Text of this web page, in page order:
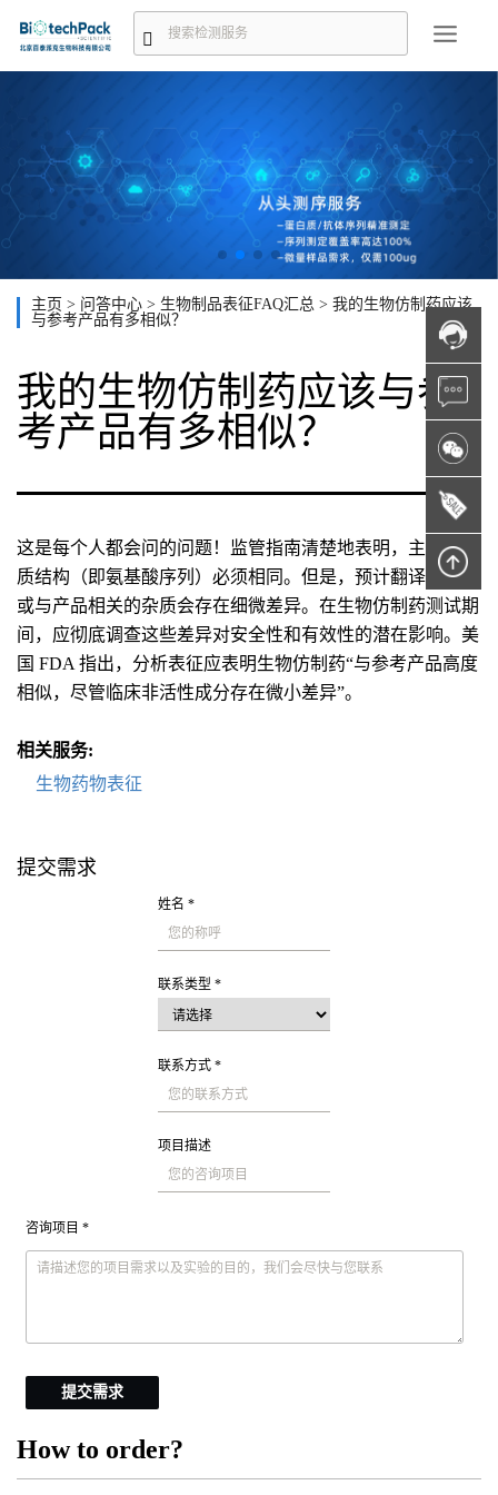
主页 > 问答中心 > 生物制品表征FAQ汇总 > 我的生物仿制药应该
与参考产品有多相似？
我的生物仿制药应该与参
考产品有多相似？
这是每个人都会问的问题！监管指南清楚地表明，主要蛋白
质结构（即氨基酸序列）必须相同。但是，预计翻译后形式
或与产品相关的杂质会存在细微差异。在生物仿制药测试期
间，应彻底调查这些差异对安全性和有效性的潜在影响。美
国 FDA 指出，分析表征应表明生物仿制药“与参考产品高度
相似，尽管临床非活性成分存在微小差异”。
相关服务:
生物药物表征
提交需求
姓名 *
联系类型 *
联系方式 *
项目描述
咨询项目 *
提交需求
How to order?